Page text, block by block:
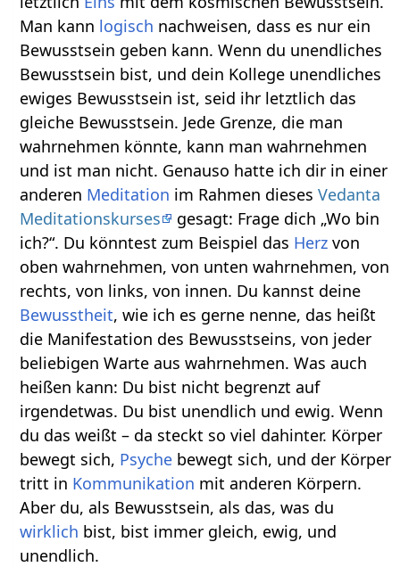
Man kann logisch nachweisen, dass es nur ein
Bewusstsein geben kann. Wenn du unendliches
Bewusstsein bist, und dein Kollege unendliches
ewiges Bewusstsein ist, seid ihr letztlich das
gleiche Bewusstsein. Jede Grenze, die man
wahrnehmen könnte, kann man wahrnehmen
und ist man nicht. Genauso hatte ich dir in einer
anderen Meditation im Rahmen diesesVedanta
Meditationskurses
gesagt: Frage dich „Wo bin
ich?“. Du könntest zum Beispiel das Herz von
oben wahrnehmen, von unten wahrnehmen, von
rechts, von links, von innen. Du kannst deine
Bewusstheit, wie ich es gerne nenne, das heißt
die Manifestation des Bewusstseins, von jeder
beliebigen Warte aus wahrnehmen. Was auch
heißen kann: Du bist nicht begrenzt auf
irgendetwas. Du bist unendlich und ewig. Wenn
du das weißt – da steckt so viel dahinter. Körper
bewegt sich, Psyche bewegt sich, und der Körper
tritt in Kommunikation mit anderen Körpern.
Aber du, als Bewusstsein, als das, was du
wirklich bist, bist immer gleich, ewig, und
unendlich.